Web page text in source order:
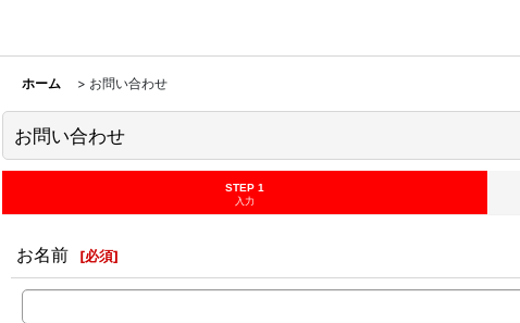
ホーム > お問い合わせ
お問い合わせ
STEP 1
入力
お名前 [必須]